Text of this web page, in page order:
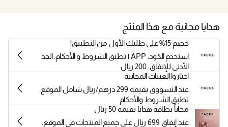
هدايا مجانية مع هذا المنتج
خصم 15% على طلبك الأول من التطبيق!
استخدم الكود: APP | تطبق الشروط و الأحكام. الحد
الأدنى للإنفاق: 200 ريال
اختاروا العينات المجانية
عند التسووق بقيمة 299 درهم/ريال شامل الموقع.
تطبق الشروط والأحكام
مجاناً بطاقة هدايا بقيمة 50 ريال
عند إنفاق 699 ريال على جميع المنتجات في الموقع.